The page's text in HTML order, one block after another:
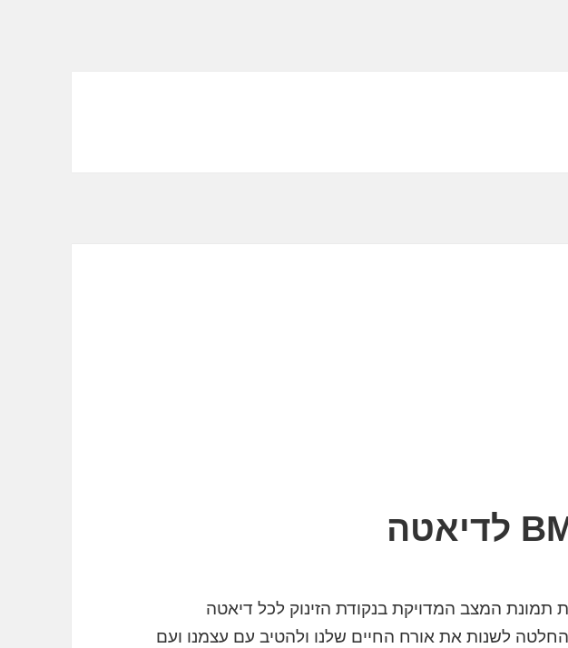
לשנות את אורח החיים שלנו ולהטיב עם עצמנו ועם